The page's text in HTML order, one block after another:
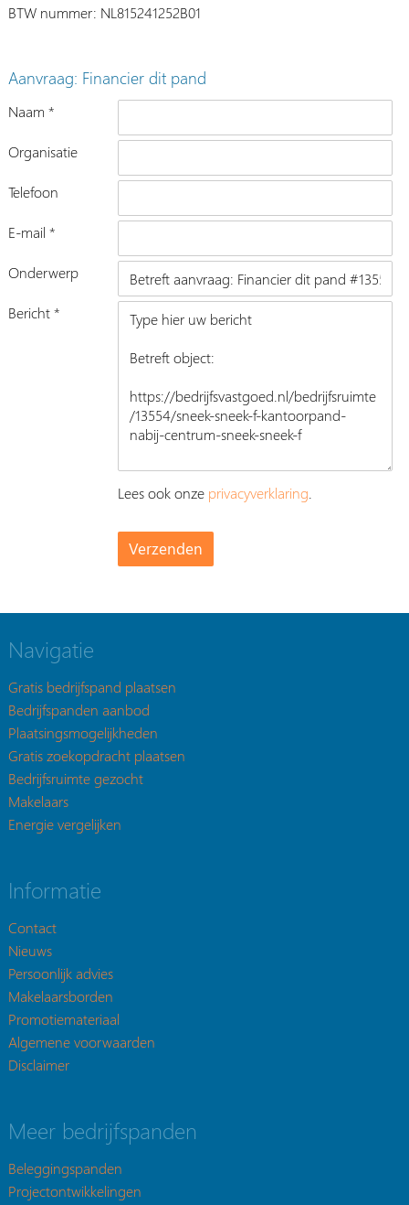
BTW nummer: NL815241252B01
Aanvraag: Financier dit pand
Naam *
Organisatie
Telefoon
E-mail *
Onderwerp
Bericht *
Lees ook onze privacyverklaring
Navigatie
Gratis bedrijfspand plaatsen
Bedrijfspanden aanbod
Plaatsingsmogelijkheden
Gratis zoekopdracht plaatsen
Bedrijfsruimte gezocht
Makelaars
Energie vergelijken
Informatie
Contact
Nieuws
Persoonlijk advies
Makelaarsborden
Promotiemateriaal
Algemene voorwaarden
Disclaimer
Meer bedrijfspanden
Beleggingspanden
Projectontwikkelingen